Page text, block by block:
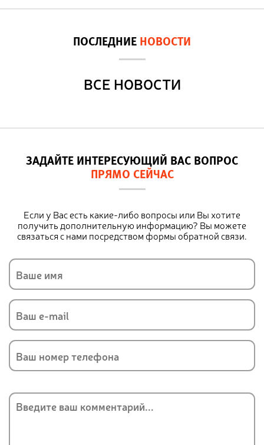
ПОСЛЕДНИЕ НОВОСТИ
ВСЕ НОВОСТИ
ЗАДАЙТЕ ИНТЕРЕСУЮЩИЙ ВАС ВОПРОС
ПРЯМО СЕЙЧАС
Если у Вас есть какие-либо вопросы или Вы хотите
получить дополнительную информацию? Вы можете
связаться с нами посредством формы обратной связи.